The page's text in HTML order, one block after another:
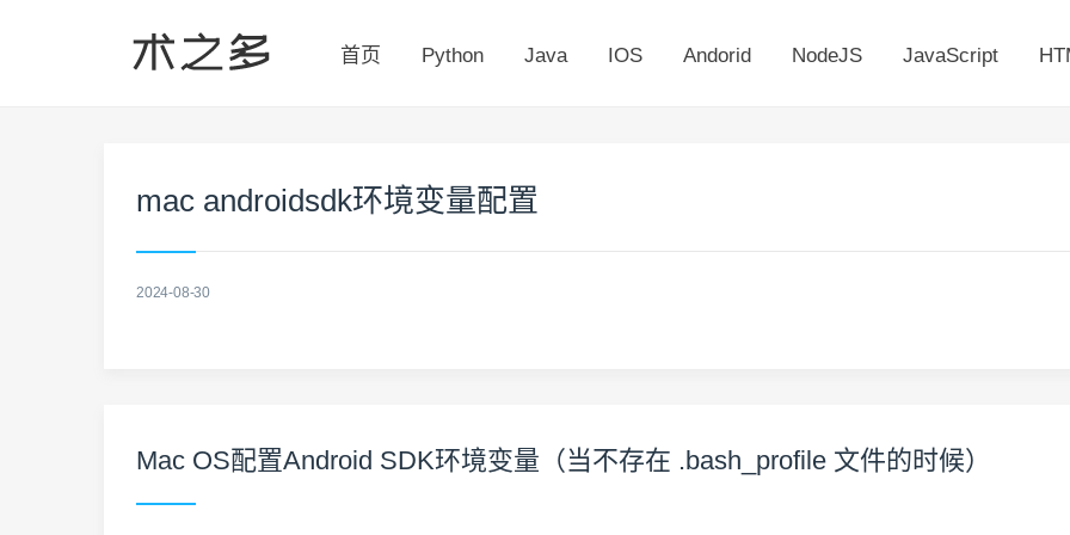
首页 Python Java IOS Andorid NodeJS JavaScript
mac androidsdk环境变量配置
2024-08-30
Mac OS配置Android SDK环境变量（当不存在 .bash_profile 文件的时候）